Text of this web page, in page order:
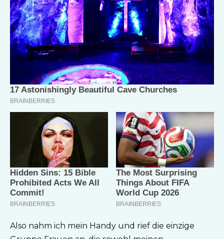
Also nahm ich mein Handy und rief die einzige